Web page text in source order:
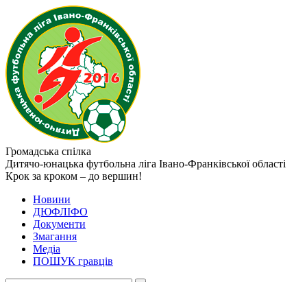
Громадська спілка
Дитячо-юнацька футбольна ліга Івано-Франківської області
Крок за кроком – до вершин!
Новини
ДЮФЛІФО
Документи
Змагання
Медіа
ПОШУК гравців